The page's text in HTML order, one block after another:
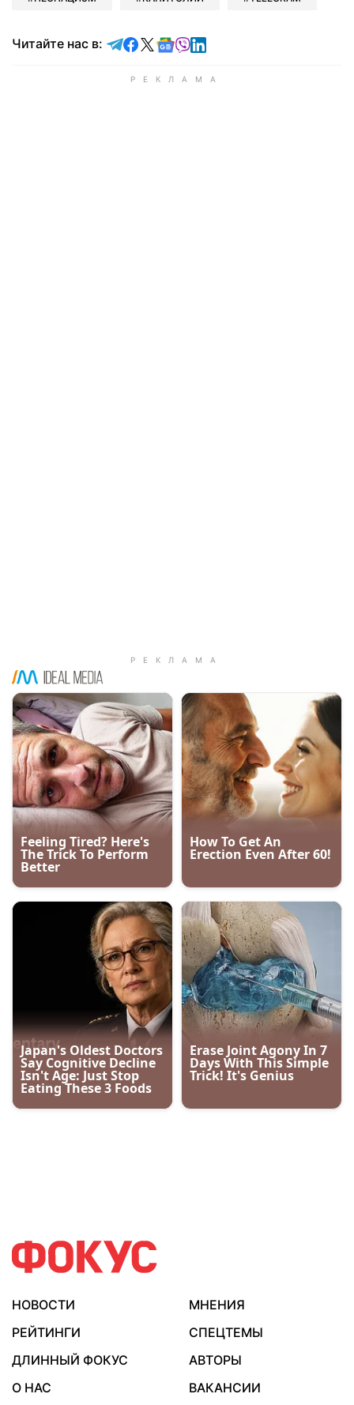
Читайте нас в: Читайте в Telegram
Читайте в Facebook
Читайте в X
Читайте в Google news
Читайте в Viber
Читайте в LinkedIn
НОВОСТИ
МНЕНИЯ
РЕЙТИНГИ
СПЕЦТЕМЫ
ДЛИННЫЙ ФОКУС
АВТОРЫ
О НАС
ВАКАНСИИ